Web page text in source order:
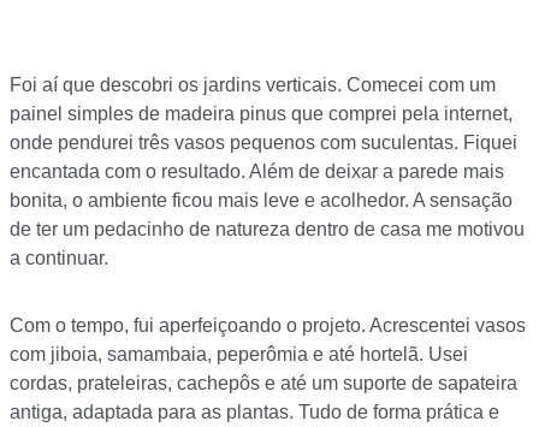
Foi aí que descobri os jardins verticais. Comecei com um
painel simples de madeira pinus que comprei pela internet,
onde pendurei três vasos pequenos com suculentas. Fiquei
encantada com o resultado. Além de deixar a parede mais
bonita, o ambiente ficou mais leve e acolhedor. A sensação
de ter um pedacinho de natureza dentro de casa me motivou
a continuar.
Com o tempo, fui aperfeiçoando o projeto. Acrescentei vasos
com jiboia, samambaia, peperômia e até hortelã. Usei
cordas, prateleiras, cachepôs e até um suporte de sapateira
antiga, adaptada para as plantas. Tudo de forma prática e